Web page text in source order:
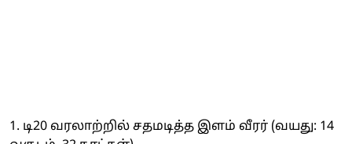
1. டி20 வரலாற்றில் சதமடித்த இளம் வீரர் (வயது: 14